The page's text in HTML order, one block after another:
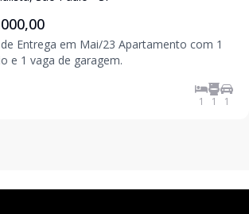
em Mai/23 Apartamento com 1
e 1 vaga de garagem.
1 1 1